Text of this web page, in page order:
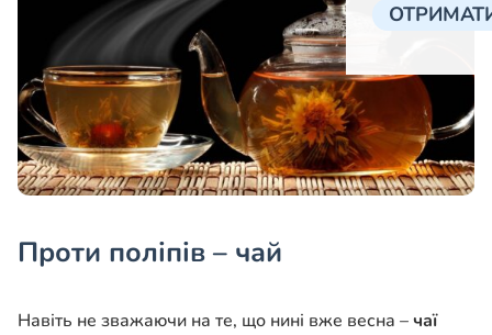
Проти поліпів – чай
Навіть не зважаючи на те, що нині вже весна –чаї